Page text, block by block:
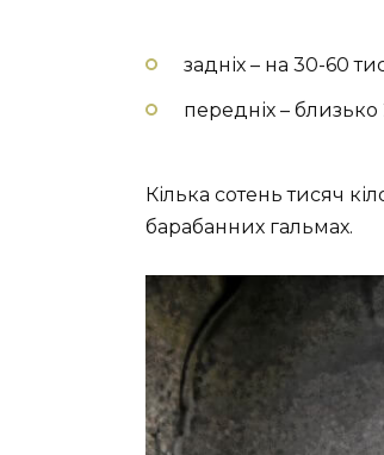
задніх – на 30-60
передніх – близько
Кілька сотень тисяч
барабанних гальмах.